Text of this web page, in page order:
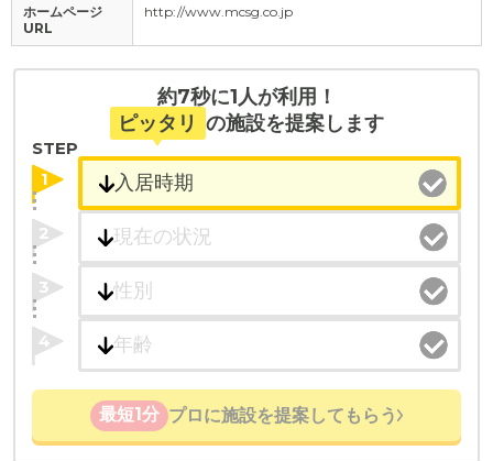
ホームページ
URL
http://www.mcsg.co.jp
約7秒に1人が利用！
ピッタリ の施設を提案します
STEP
1
2
3
4
最短1分 プロに施設を提案してもらう